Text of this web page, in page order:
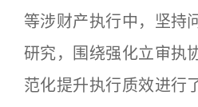
等涉财产执行中，坚持
研究，围绕强化立审执
范化提升执行质效进行